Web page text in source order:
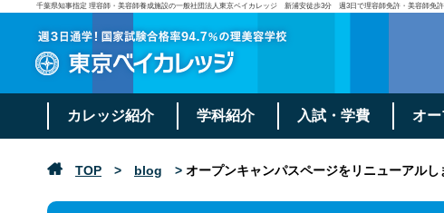
千葉県知事指定 理容師・美容師養成施設の一般社団法人東京ベイカレッジ 新浦安徒歩3分 週3日で理容師免許・美容師免
カレッジ紹介 学科紹介 入試・学費 オ
TOP > blog > オープンキャンパスページをリニューアルし